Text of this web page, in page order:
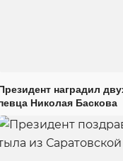
наградил
Николая Баскова